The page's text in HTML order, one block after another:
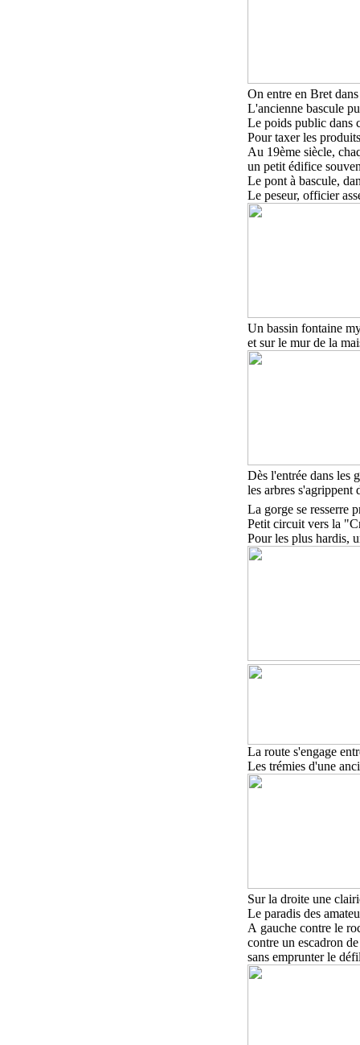
On entre en Bret
L'ancienne bascule
Le poids public dans
Pour taxer les
Au 19ème siècle,
un petit édifice
Le pont à bascule,
Le peseur, officier
Un bassin fontaine
et surle mur de la
Dès l'entrée dans les
les arbres s'agrippent
La gorge se resserre
Petit circuit vers la
Pour les plus hardis,
La route s'engage
Les trémies d'une
Sur la droite une
Le paradis des
A gauche contre le
contre un escadron
sans emprunter le